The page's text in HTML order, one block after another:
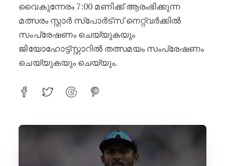
വൈകുന്നേരം 7:00 മണിക്ക് ആരംഭിക്കുന്ന
മത്സരം സ്റ്റാർ സ്‌പോർട്‌സ് നെറ്റ്‌വർക്കിൽ
സംപ്രേഷണം ചെയ്യുകയും
ജിയോഹോട്ട്‌സ്റ്റാറിൽ തത്സമയം സംപ്രേഷണം
ചെയ്യുകയും ചെയ്യും.